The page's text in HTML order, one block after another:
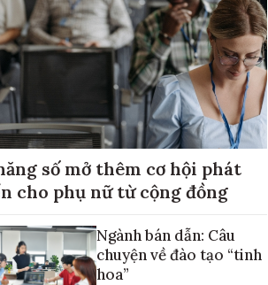
số mở thêm cơ hội phát
cho phụ nữ từ cộng đồng
Ngành bán dẫn: Câu
chuyện về đào tạo “tinh
hoa”